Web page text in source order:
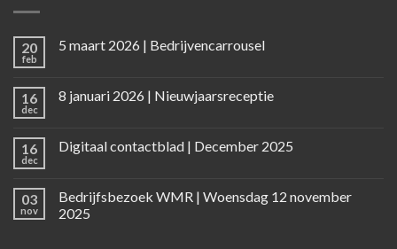
20
feb
5 maart 2026 | Bedrijvencarrousel
16
dec
8 januari 2026 | Nieuwjaarsreceptie
16
dec
Digitaal contactblad | December 2025
03
nov
Bedrijfsbezoek WMR | Woensdag 12 november
2025